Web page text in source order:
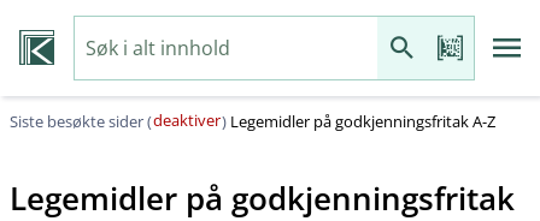
Siste besøkte sider (deaktiver) Legemidler på godkjenningsfritak A-Z
Legemidler på godkjenningsfritak